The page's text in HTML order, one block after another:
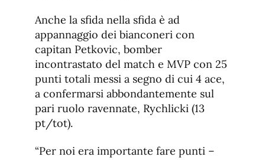
Anche la sfida nella sfida è ad
appannaggio dei bianconeri con
capitan Petkovic, bomber
incontrastato del match e MVP con 25
punti totali messi a segno di cui 4 ace,
a confermarsi abbondantemente sul
pari ruolo ravennate, Rychlicki (13
pt/tot).
“Per noi era importante fare punti –